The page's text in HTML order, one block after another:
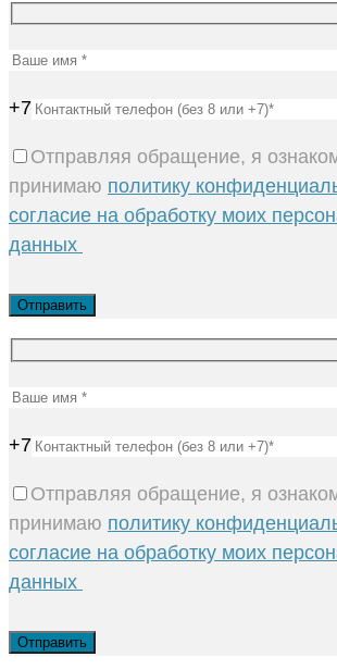
+7
Отправляя обращение, я
принимаю политику
согласие на обработку моих
данных
+7
Отправляя обращение, я
принимаю политику
согласие на обработку моих
данных